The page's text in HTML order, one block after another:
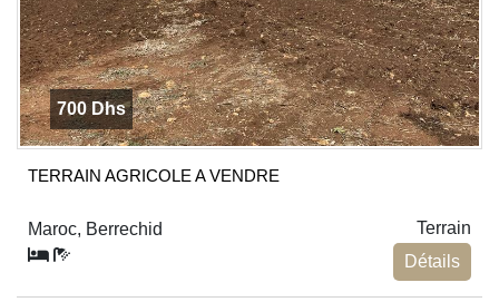
700 Dhs
TERRAIN AGRICOLE A VENDRE
Maroc, Berrechid
Terrain
Détails